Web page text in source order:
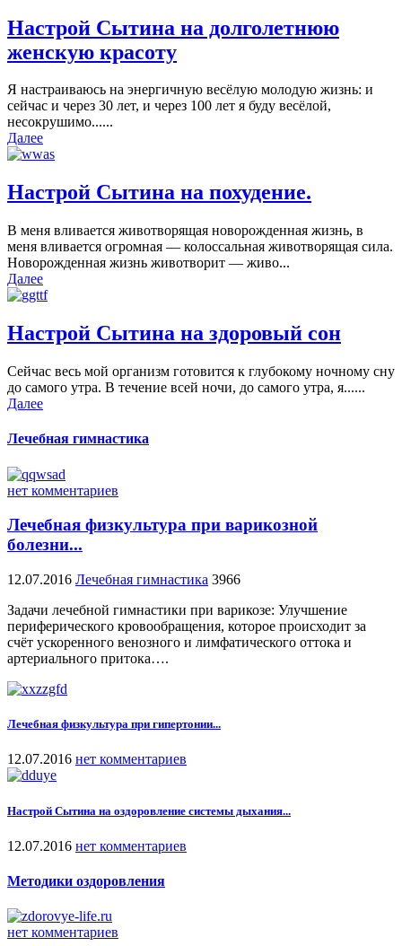
Настрой Сытина на долголетнюю
женскую красоту
Я настраиваюсь на энергичную весёлую молодую жизнь: и
сейчас и через 30 лет, и через 100 лет я буду весёлой,
несокрушимо......
Далее
Настрой Сытина на похудение.
В меня вливается животворящая новорожденная жизнь, в
меня вливается огромная — колоссальная животворящая сила.
Новорожденная жизнь животворит — живо...
Далее
Настрой Сытина на здоровый сон
Сейчас весь мой организм готовится к глубокому ночному сну
до самого утра. В течение всей ночи, до самого утра, я......
Далее
Лечебная гимнастика
нет комментариев
Лечебная физкультура при варикозной
болезни...
12.07.2016 Лечебная гимнастика 3966
Задачи лечебной гимнастики при варикозе: Улучшение
периферического кровообращения, которое происходит за
счёт ускоренного венозного и лимфатического оттока и
артериального притока….
Лечебная физкультура при гипертонии...
12.07.2016 нет комментариев
Настрой Сытина на оздоровление системы дыхания...
12.07.2016 нет комментариев
Методики оздоровления
нет комментариев